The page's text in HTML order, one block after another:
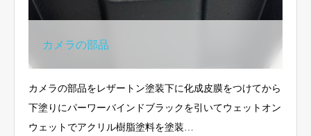
カメラの部品
カメラの部品をレザートン塗装下に化成皮膜をつけてから
下塗りにパーワーバインドブラックを引いてウェットオン
ウェットでアクリル樹脂塗料を塗装…